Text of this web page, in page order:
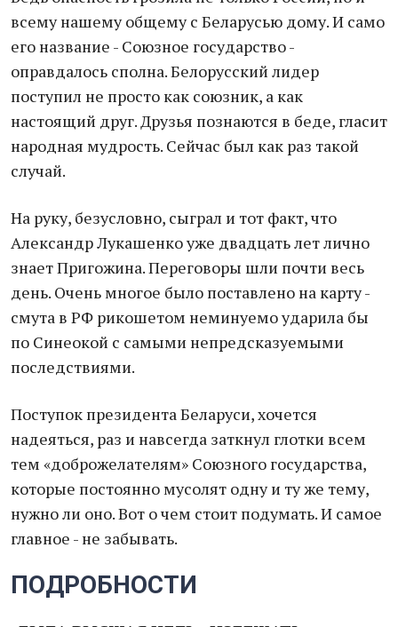
всему нашему общему с Беларусью дому. И само
его название - Союзное государство -
оправдалось сполна. Белорусский лидер
поступил не просто как союзник, а как
настоящий друг. Друзья познаются в беде, гласит
народная мудрость. Сейчас был как раз такой
случай.
На руку, безусловно, сыграл и тот факт, что
Александр Лукашенко уже двадцать лет лично
знает Пригожина. Переговоры шли почти весь
день. Очень многое было поставлено на карту -
смута в РФ рикошетом неминуемо ударила бы
по Синеокой с самыми непредсказуемыми
последствиями.
Поступок президента Беларуси, хочется
надеяться, раз и навсегда заткнул глотки всем
тем «доброжелателям» Союзного государства,
которые постоянно мусолят одну и ту же тему,
нужно ли оно. Вот о чем стоит подумать. И самое
главное - не забывать.
ПОДРОБНОСТИ